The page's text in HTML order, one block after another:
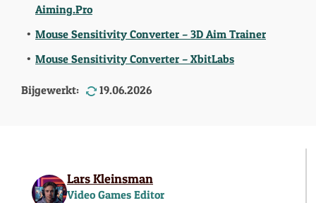
Aiming.Pro
Mouse Sensitivity Converter – 3D Aim Trainer
Mouse Sensitivity Converter – XbitLabs
Bijgewerkt: 19.06.2026
Lars Kleinsman
Video Games Editor